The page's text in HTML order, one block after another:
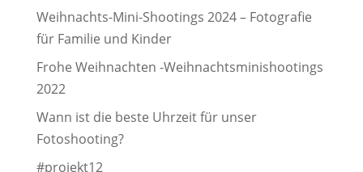
Weihnachts-Mini-Shootings 2024 – Fotografie
für Familie und Kinder
Frohe Weihnachten -Weihnachtsminishootings
2022
Wann ist die beste Uhrzeit für unser
Fotoshooting?
#projekt12